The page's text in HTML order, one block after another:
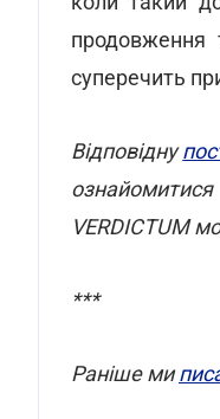
продовження
суперечить
Відповідну
VERDICTUM
***
Раніше ми